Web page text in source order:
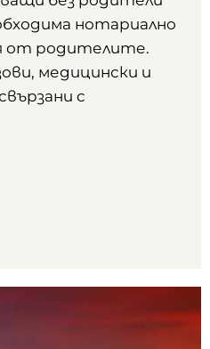
нотариално
от родителите.
медицински и
с